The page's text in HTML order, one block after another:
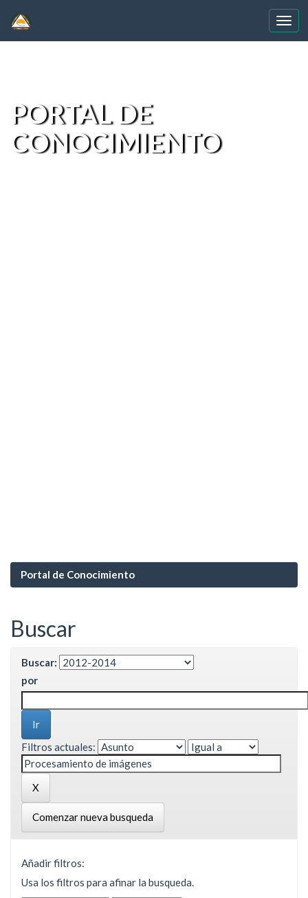
PORTAL DE
CONOCIMIENTO
Portal de Conocimiento
Buscar
Buscar:
por
Filtros actuales:
Comenzar nueva busqueda
Añadir filtros:
Usa los filtros para afinar la busqueda.